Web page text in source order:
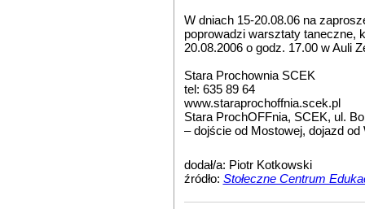
W dniach 15-20.08.06 na
poprowadzi warsztaty taneczne,
20.08.2006 o godz. 17.00 w Auli
Stara Prochownia SCEK
tel: 635 89 64
www.staraprochoffnia.scek.pl
Stara ProchOFFnia, SCEK, ul.
– dojście od Mostowej, dojazd od
dodał/a: Piotr Kotkowski
źródło: Stołeczne Centrum